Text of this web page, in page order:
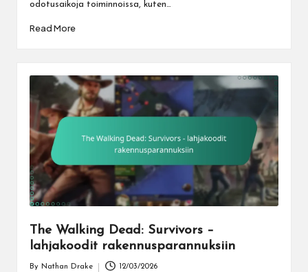
odotusaikoja toiminnoissa, kuten…
Read More
The Walking Dead: Survivors –
lahjakoodit rakennusparannuksiin
By Nathan Drake 12/03/2026